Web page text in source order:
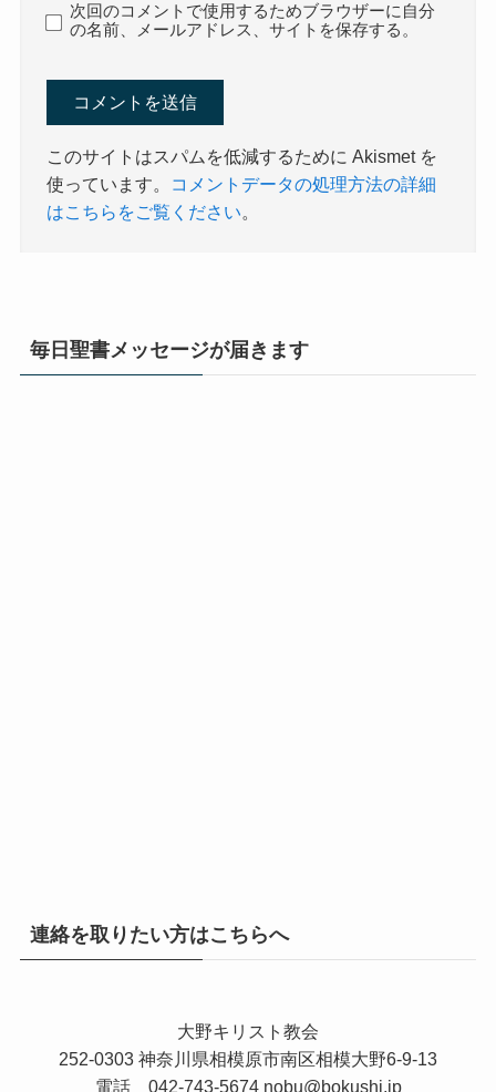
次回のコメントで使用するためブラウザーに自分
の名前、メールアドレス、サイトを保存する。
このサイトはスパムを低減するために Akismet を
使っています。
コメントデータの処理方法の詳細
はこちらをご覧ください。
毎日聖書メッセージが届きます
連絡を取りたい方はこちらへ
大野キリスト教会
252-0303 神奈川県相模原市南区相模大野6-9-13
電話 042-743-5674nobu@bokushi.jp